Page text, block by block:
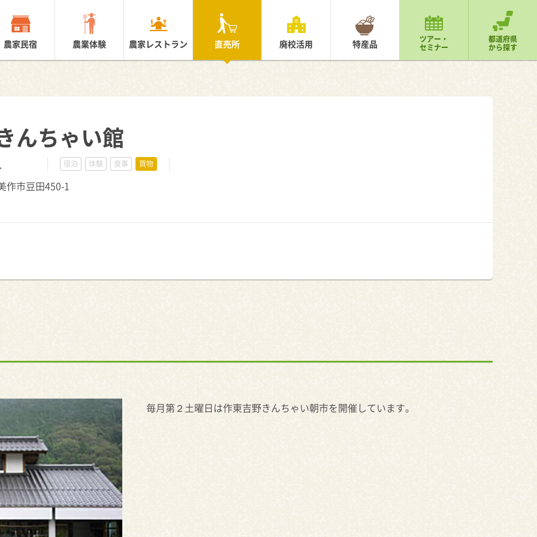
農家民宿 農業体験 農家レストラン 直売所 廃校活用 特産品 ツアー・
セミナー
都道府県
から探す
んちゃい館
宿泊 体験 食事 買物
作市豆田450-1
毎月第２土曜日は作東吉野きんちゃい朝市を開催しています。